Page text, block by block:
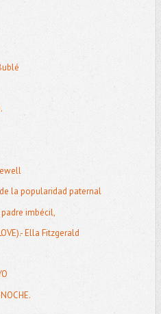
de la popularidad paternal
padre imbécil,
Ella Fitzgerald